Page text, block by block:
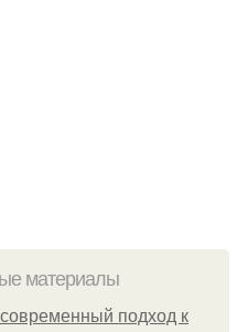
материалы
подход к